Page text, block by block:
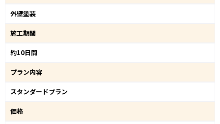
外壁塗装
施工期間
約10日間
プラン内容
スタンダードプラン
価格